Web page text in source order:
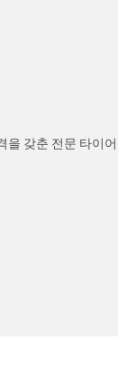
갖춘 전문 타이